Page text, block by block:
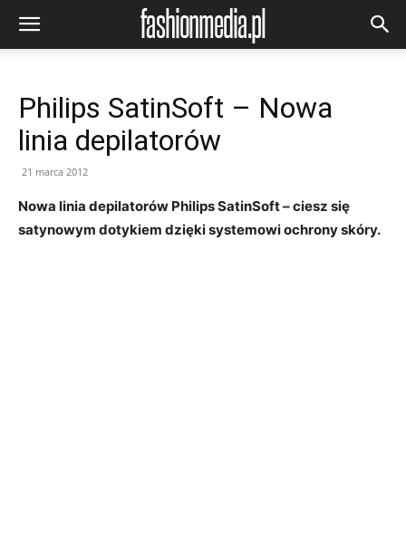
Philips SatinSoft – Nowa
linia depilatorów
21 marca 2012
Nowa linia depilatorów Philips SatinSoft – ciesz się
satynowym dotykiem dzięki systemowi ochrony skóry.